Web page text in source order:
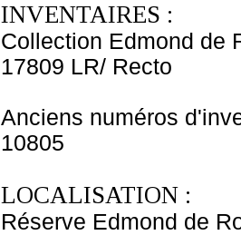
INVENTAIRES :
Collection Edmond de
17809 LR/ Recto
Anciens numéros
10805
LOCALISATION :
Réserve Edmond de